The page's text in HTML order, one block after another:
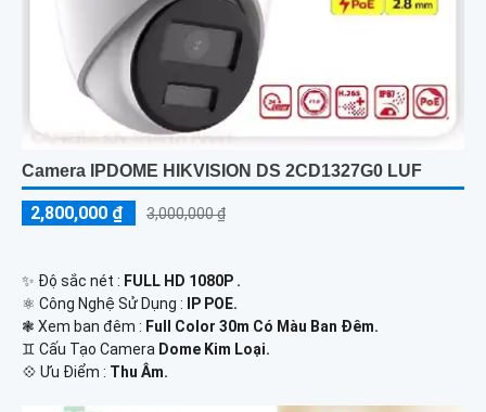
Camera IPDOME HIKVISION DS 2CD1327G0 LUF
2,800,000 ₫ 3,000,000 ₫
✨ Độ sắc nét : FULL HD 1080P .
⚛️ Công Nghệ Sử Dụng :
IP POE.
❃ Xem ban đêm : Full Color 30m Có Màu Ban Đêm.
♊ Cấu Tạo Camera Dome Kim Loại.
️💠 Ưu Điểm : Thu Âm.